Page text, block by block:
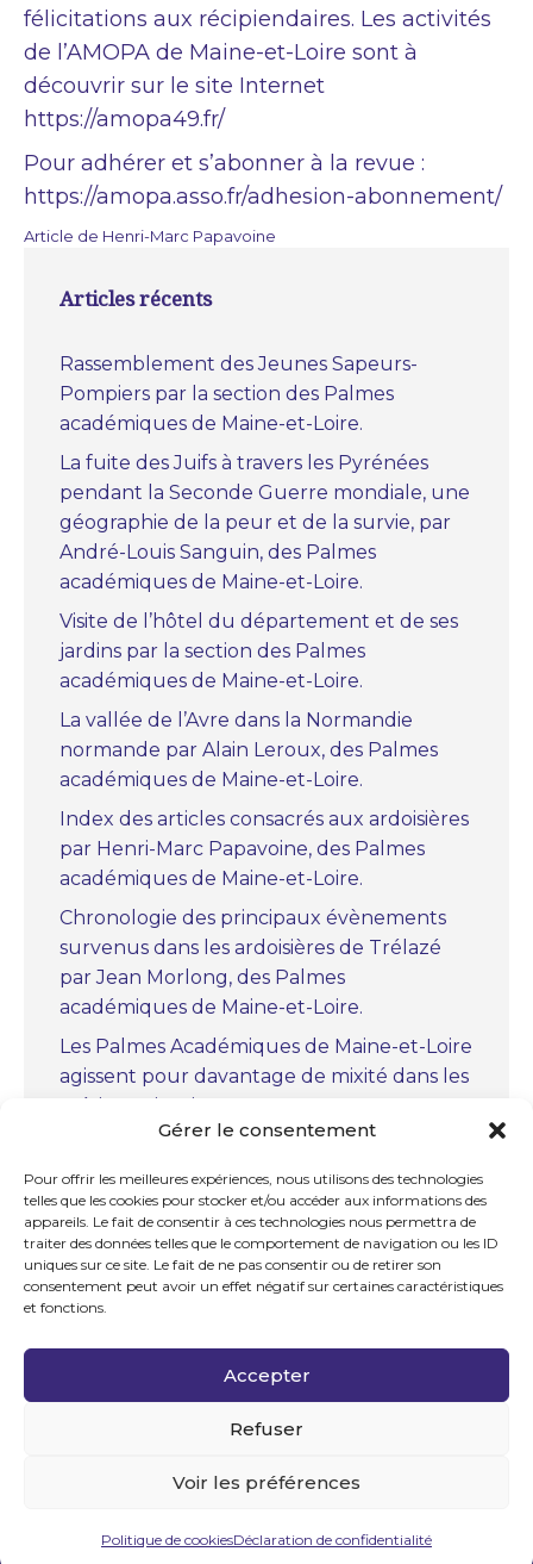
Gérer le consentement
Pour offrir les meilleures expériences, nous utilisons des technologies
telles que les cookies pour stocker et/ou accéder aux informations des
appareils. Le fait de consentir à ces technologies nous permettra de
traiter des données telles que le comportement de navigation ou les ID
uniques sur ce site. Le fait de ne pas consentir ou de retirer son
consentement peut avoir un effet négatif sur certaines caractéristiques
et fonctions.
Accepter
Refuser
Voir les préférences
Politique de cookiesDéclaration de confidentialité
félicitations aux récipiendaires. Les activités
de l’AMOPA de Maine-et-Loire sont à
découvrir sur le site Internet
https://amopa49.fr/
Pour adhérer et s’abonner à la revue :
https://amopa.asso.fr/adhesion-abonnement/
Article de Henri-Marc Papavoine
Articles récents
Rassemblement des Jeunes Sapeurs-
Pompiers par la section des Palmes
académiques de Maine-et-Loire.
La fuite des Juifs à travers les Pyrénées
pendant la Seconde Guerre mondiale, une
géographie de la peur et de la survie, par
André-Louis Sanguin, des Palmes
académiques de Maine-et-Loire.
Visite de l’hôtel du département et de ses
jardins par la section des Palmes
académiques de Maine-et-Loire.
La vallée de l’Avre dans la Normandie
normande par Alain Leroux, des Palmes
académiques de Maine-et-Loire.
Index des articles consacrés aux ardoisières
par Henri-Marc Papavoine, des Palmes
académiques de Maine-et-Loire.
Chronologie des principaux évènements
survenus dans les ardoisières de Trélazé
par Jean Morlong, des Palmes
académiques de Maine-et-Loire.
Les Palmes Académiques de Maine-et-Loire
agissent pour davantage de mixité dans les
métiers scientifiques.
Marc Bourcerie, des Palmes académiques
de Maine-et-Loire.
La chapelle royale Notre-Dame-des-
Ardilliers à Saumur par Jean Soumagne
des Palmes académiques de Maine-et-
Cérémonie des Palmes académiques de
Maine-et-Loire à Trélazé.
confidentialité|Mentions légales|Contact